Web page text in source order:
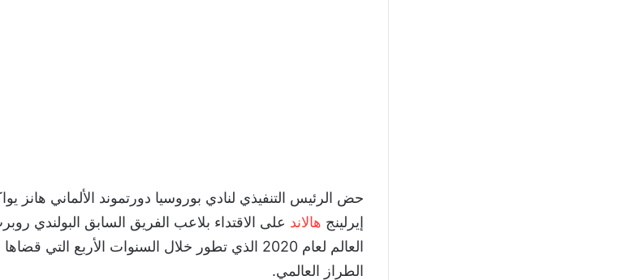
حض الرئيس التنفيذي لنادي بوروسيا دورتموند الألماني هانز
إيرلينج هالاند على الاقتداء بلاعب الفريق السابق البولندي
العالم لعام 2020 الذي تطور خلال السنوات الأربع
الطراز العالمي.